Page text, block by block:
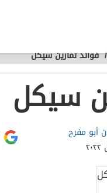
/فوائد تمارين سيكل
سيكل
أبو مفرح